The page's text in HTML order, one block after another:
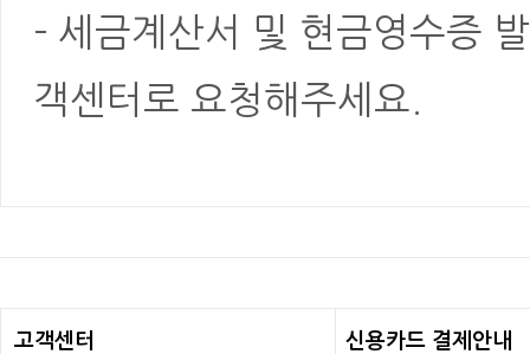
- 세금계산서 및 현금영수증
객센터로 요청해주세요.
고객센터 신용카드 결제안내